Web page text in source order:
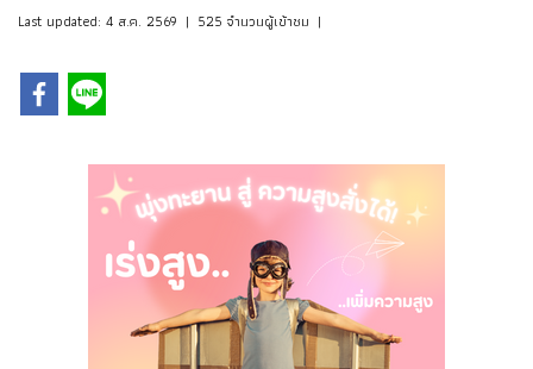
Last updated: 4 ส.ค. 2569 | 525 จำนวนผู้เข้าชม |